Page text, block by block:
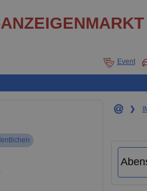
Event
❯